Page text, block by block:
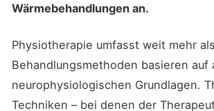
Wärmebehandlungen an.
Physiotherapie umfasst weit mehr
Behandlungsmethoden basieren
neurophysiologischen Grundlagen.
Techniken – bei denen der